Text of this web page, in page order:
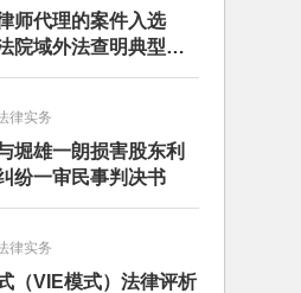
师代理的案件入选
院域外法查明典型案
律实务
堀雄一朗损害股东利
纷一审民事判决书
律实务
（VIE模式）法律评析